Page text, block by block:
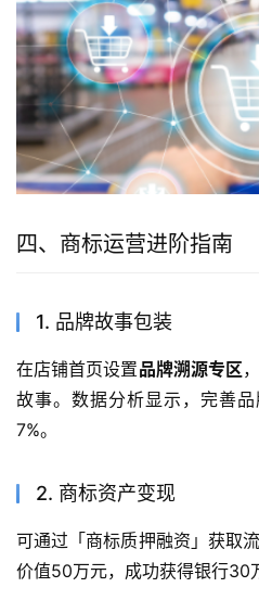
四、商标运营进阶指南
1. 品牌故事包装
在店铺首页设置品牌溯源专区
故事。数据分析显示，完善
7%。
2. 商标资产变现
可通过「商标质押融资」获取
价值50万元，成功获得银行30